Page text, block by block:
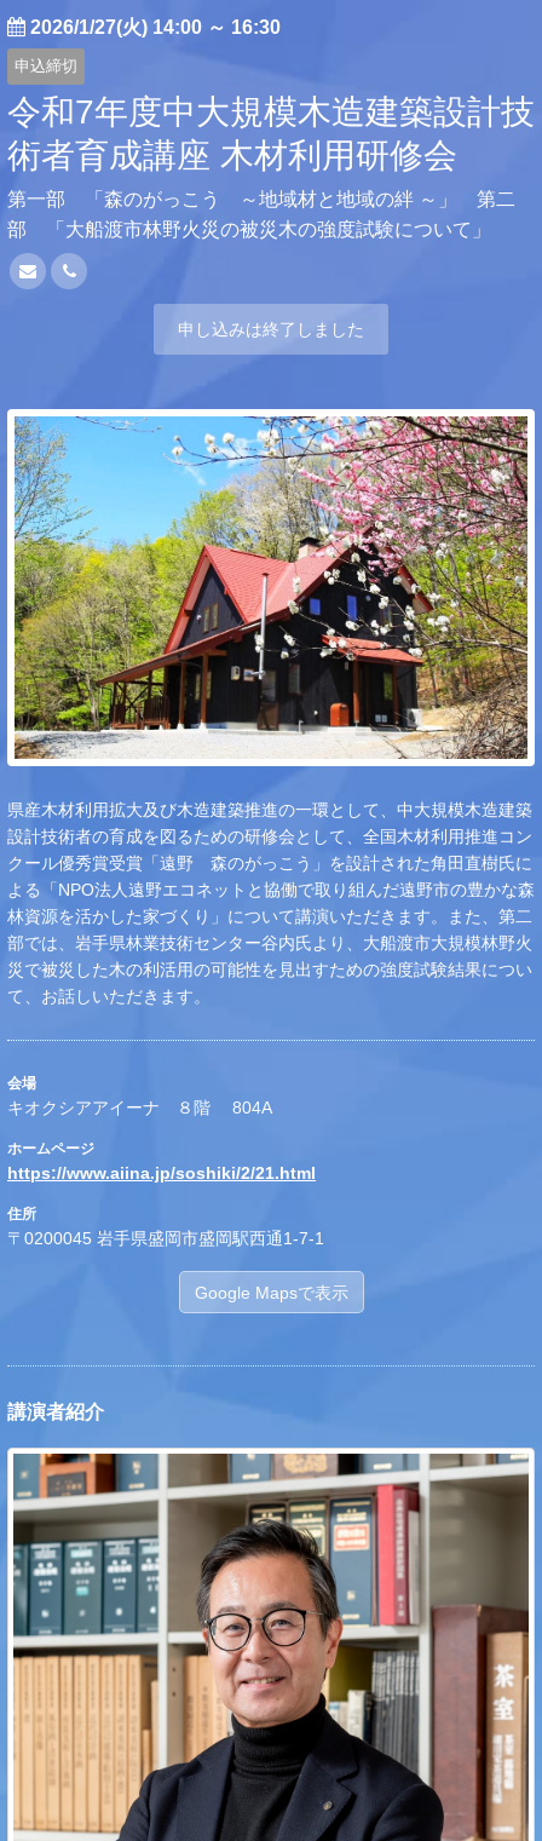
2026/1/27(火) 14:00 ～ 16:30
申込締切
令和7年度中大規模木造建築設計技
術者育成講座 木材利用研修会
第一部 「森のがっこう ～地域材と地域の絆 ～」 第二
部 「大船渡市林野火災の被災木の強度試験について」
申し込みは終了しました
県産木材利用拡大及び木造建築推進の一環として、中大規模木造建築
設計技術者の育成を図るための研修会として、全国木材利用推進コン
クール優秀賞受賞「遠野 森のがっこう」を設計された角田直樹氏に
よる「NPO法人遠野エコネットと協働で取り組んだ遠野市の豊かな森
林資源を活かした家づくり」について講演いただきます。また、第二
部では、岩手県林業技術センター谷内氏より、大船渡市大規模林野火
災で被災した木の利活用の可能性を見出すための強度試験結果につい
て、お話しいただきます。
会場
キオクシアアイーナ ８階 804A
ホームページ
https://www.aiina.jp/soshiki/2/21.html
住所
〒0200045 岩手県盛岡市盛岡駅西通1-7-1
Google Mapsで表示
講演者紹介